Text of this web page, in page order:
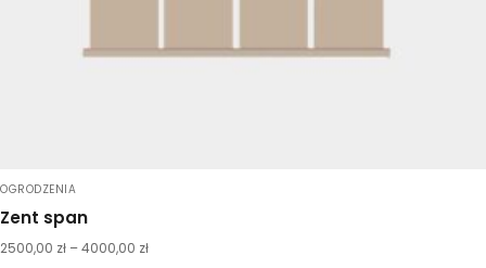
OGRODZENIA
Zent span
2500,00 zł –4000,00 zł